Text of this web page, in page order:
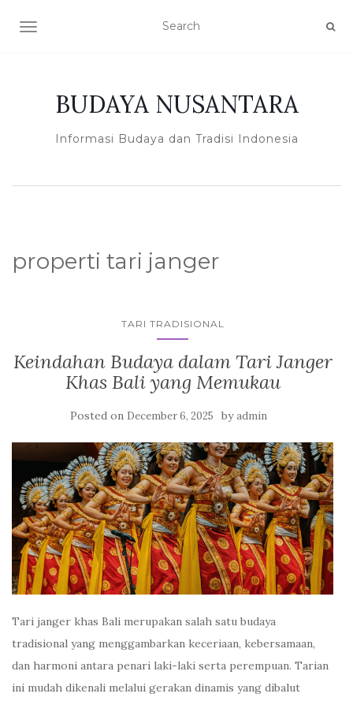
TOGGLE NAVIGATION
BUDAYA NUSANTARA
Informasi Budaya dan Tradisi Indonesia
properti tari janger
TARI TRADISIONAL
Keindahan Budaya dalam Tari Janger
Khas Bali yang Memukau
Posted on December 6, 2025 byadmin
Tari janger khas Bali merupakan salah satu budaya
tradisional yang menggambarkan keceriaan, kebersamaan,
dan harmoni antara penari laki-laki serta perempuan. Tarian
ini mudah dikenali melalui gerakan dinamis yang dibalut